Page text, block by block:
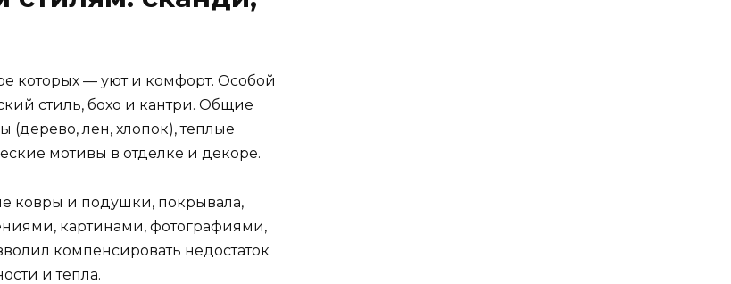
которых — уют и комфорт. Особой
стиль, бохо и кантри. Общие
(дерево, лен, хлопок), теплые
мотивы в отделке и декоре.
ковры и подушки, покрывала,
картинами, фотографиями,
компенсировать недостаток
и тепла.